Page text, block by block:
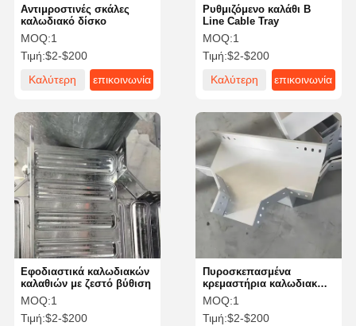
Αντιμροστινές σκάλες
καλωδιακό δίσκο
MOQ:1
Τιμή:$2-$200
Καλύτερη
επικοινωνία
Ρυθμιζόμενο καλάθι B
Line Cable Tray
MOQ:1
Τιμή:$2-$200
Καλύτερη
επικοινωνία
Εφοδιαστικά καλωδιακών
καλαθιών με ζεστό βύθιση
MOQ:1
Τιμή:$2-$200
Πυροσκεπασμένα
κρεμαστήρια καλωδιακών
καλαθιών Συστατικά
καλωδιακών καλαθιών
MOQ:1
Τιμή:$2-$200